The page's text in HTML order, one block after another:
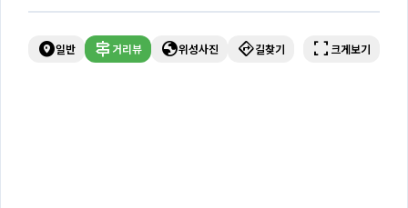
explore_nearby일반 signpost거리뷰 globe위성사진 directions길찾기 fullscreen 크게보기